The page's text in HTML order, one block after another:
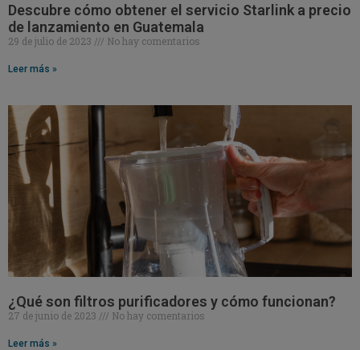
Descubre cómo obtener el servicio Starlink a precio
de lanzamiento en Guatemala
29 de julio de 2023 No hay comentarios
Leer más »
¿Qué son filtros purificadores y cómo funcionan?
27 de junio de 2023 No hay comentarios
Leer más »